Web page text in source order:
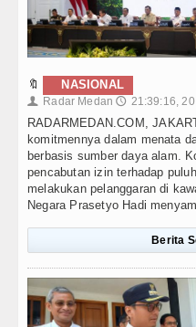
🔖 NASIONAL
👤 Radar Medan 🕔 21:39:16,
RADARMEDAN.COM,
komitmennya dalam menata
berbasis sumber daya alam.
pencabutan izin terhadap
melakukan pelanggaran di
Negara Prasetyo Hadi
Berita